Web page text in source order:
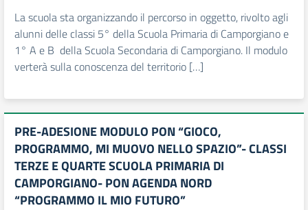
La scuola sta organizzando il percorso in oggetto, rivolto agli
alunni delle classi 5° della Scuola Primaria di Camporgiano e
1° A e B della Scuola Secondaria di Camporgiano. Il modulo
verterà sulla conoscenza del territorio […]
PRE-ADESIONE MODULO PON “GIOCO,
PROGRAMMO, MI MUOVO NELLO SPAZIO”- CLASSI
TERZE E QUARTE SCUOLA PRIMARIA DI
CAMPORGIANO- PON AGENDA NORD
“PROGRAMMO IL MIO FUTURO”